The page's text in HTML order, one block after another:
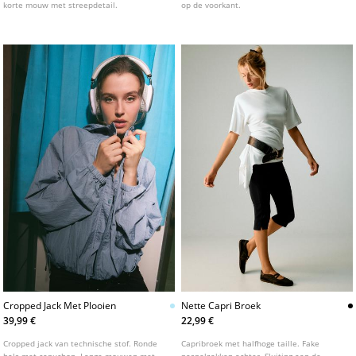
korte mouw met streepdetail.
op de voorkant.
Cropped Jack Met Plooien
39,99 €
Cropped jack van technische stof. Ronde
Nette Capri Broek
22,99 €
Capribroek met halfhoge taille. Fake